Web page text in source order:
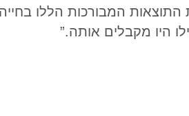
המבורכות הללו
היו מקבלים אותה.”